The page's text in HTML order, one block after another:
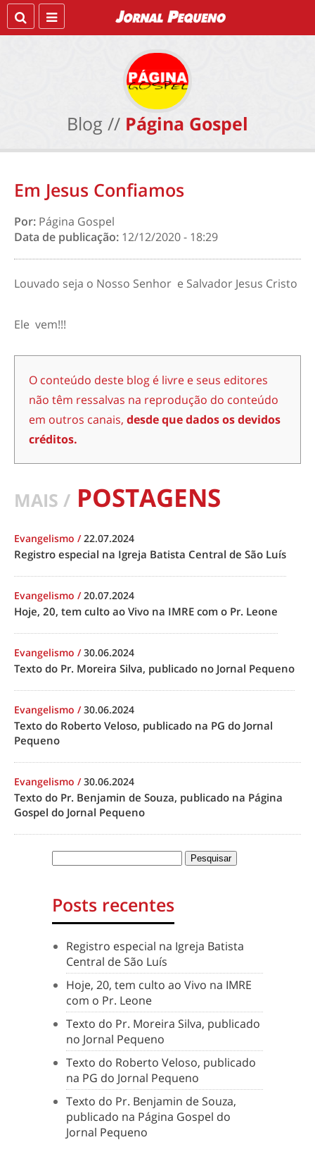
Blog // Página Gospel
Em Jesus Confiamos
Por: Página Gospel
Data de publicação: 12/12/2020 - 18:29
Louvado seja o Nosso Senhor e Salvador Jesus Cristo
Ele vem!!!
O conteúdo deste blog é livre e seus editores
não têm ressalvas na reprodução do conteúdo
em outros canais, desde que dados os devidos
créditos.
MAIS / POSTAGENS
Evangelismo /22.07.2024
Registro especial na Igreja Batista Central de São Luís
Evangelismo /20.07.2024
Hoje, 20, tem culto ao Vivo na IMRE com o Pr. Leone
Evangelismo /30.06.2024
Texto do Pr. Moreira Silva, publicado no Jornal Pequeno
Evangelismo /30.06.2024
Texto do Roberto Veloso, publicado na PG do Jornal
Pequeno
Evangelismo /30.06.2024
Texto do Pr. Benjamin de Souza, publicado na Página
Gospel do Jornal Pequeno
Posts recentes
Registro especial na Igreja Batista
Central de São Luís
Hoje, 20, tem culto ao Vivo na IMRE
com o Pr. Leone
Texto do Pr. Moreira Silva, publicado
no Jornal Pequeno
Texto do Roberto Veloso, publicado
na PG do Jornal Pequeno
Texto do Pr. Benjamin de Souza,
publicado na Página Gospel do
Jornal Pequeno